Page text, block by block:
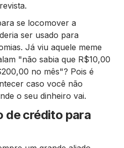
se locomover a
ser usado para
Já viu aquele meme
"não sabia que R$10,00
no mês"? Pois é
caso você não
o seu dinheiro vai.
de crédito para